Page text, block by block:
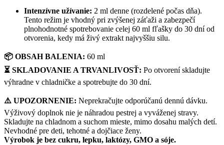
Intenzívne užívanie: 2 ml denne (rozdelené počas dňa).
Tento režim je vhodný pri zvýšenej záťaži a zabezpečí
plnohodnotné spotrebovanie celej 60 ml fľašky do 30 dní od
otvorenia, kedy má živý extrakt najvyššiu silu.
📦 OBSAH BALENIA: 60 ml
⏳ SKLADOVANIE A TRVANLIVOSŤ: Po otvorení skladujte
výhradne v chladničke a spotrebujte do 30 dní.
⚠️ UPOZORNENIE: Neprekračujte odporúčanú dennú dávku.
Výživový doplnok nie je náhradou pestrej a vyváženej stravy.
Skladujte na chladnom a suchom mieste, mimo dosahu malých detí.
Nevhodné pre deti, tehotné a dojčiace ženy.
Výrobok je bez cukru, lepku, laktózy, GMO a sóje.